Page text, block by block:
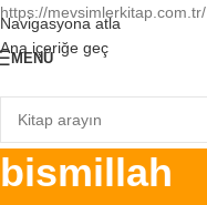
https://mevsimlerkitap.com.tr/
Navigasyona atla
Ana içeriğe geç
MENÜ
bismillah